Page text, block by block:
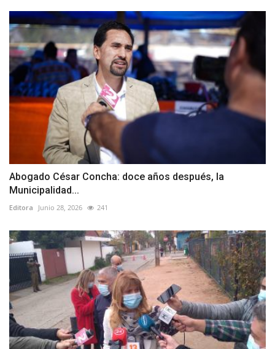
Abogado César Concha: doce años después, la
Municipalidad...
Editora Junio 28, 2026 241